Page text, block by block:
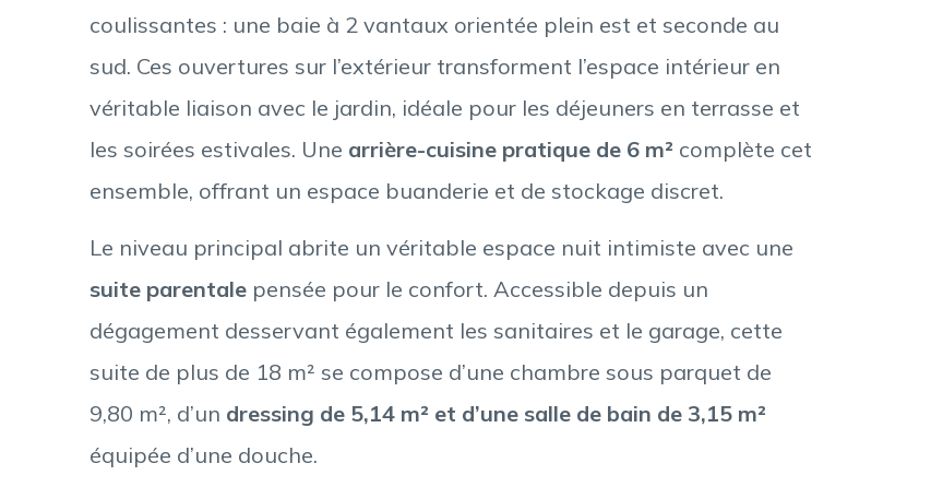
coulissantes : une baie à 2 vantaux orientée plein est et seconde au
sud. Ces ouvertures sur l’extérieur transforment l’espace intérieur en
véritable liaison avec le jardin, idéale pour les déjeuners en terrasse et
les soirées estivales. Une arrière-cuisine pratique de 6 m² complète cet
ensemble, offrant un espace buanderie et de stockage discret.
Le niveau principal abrite un véritable espace nuit intimiste avec une
suite parentale pensée pour le confort. Accessible depuis un
dégagement desservant également les sanitaires et le garage, cette
suite de plus de 18 m² se compose d’une chambre sous parquet de
9,80 m², d’un dressing de 5,14 m² et d’une salle de bain de 3,15 m²
équipée d’une douche.